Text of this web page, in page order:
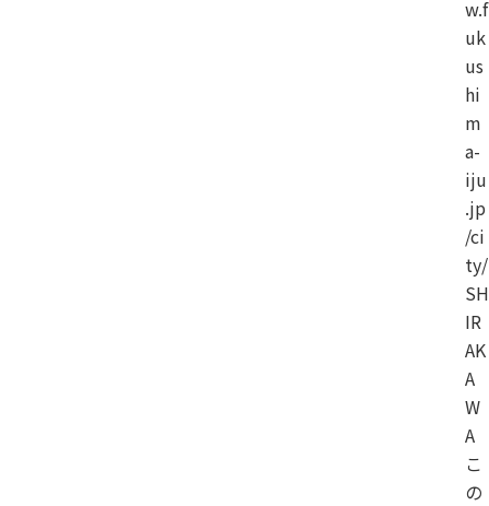
w.f
uk
us
hi
m
a-
iju
.jp
/ci
ty/
SH
IR
AK
A
W
A
こ
の